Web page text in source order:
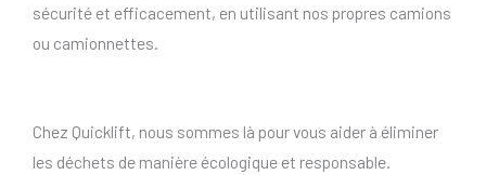
sécurité et efficacement, en utilisant nos propres camions
ou camionnettes.
Chez Quicklift, nous sommes là pour vous aider à éliminer
les déchets de manière écologique et responsable.